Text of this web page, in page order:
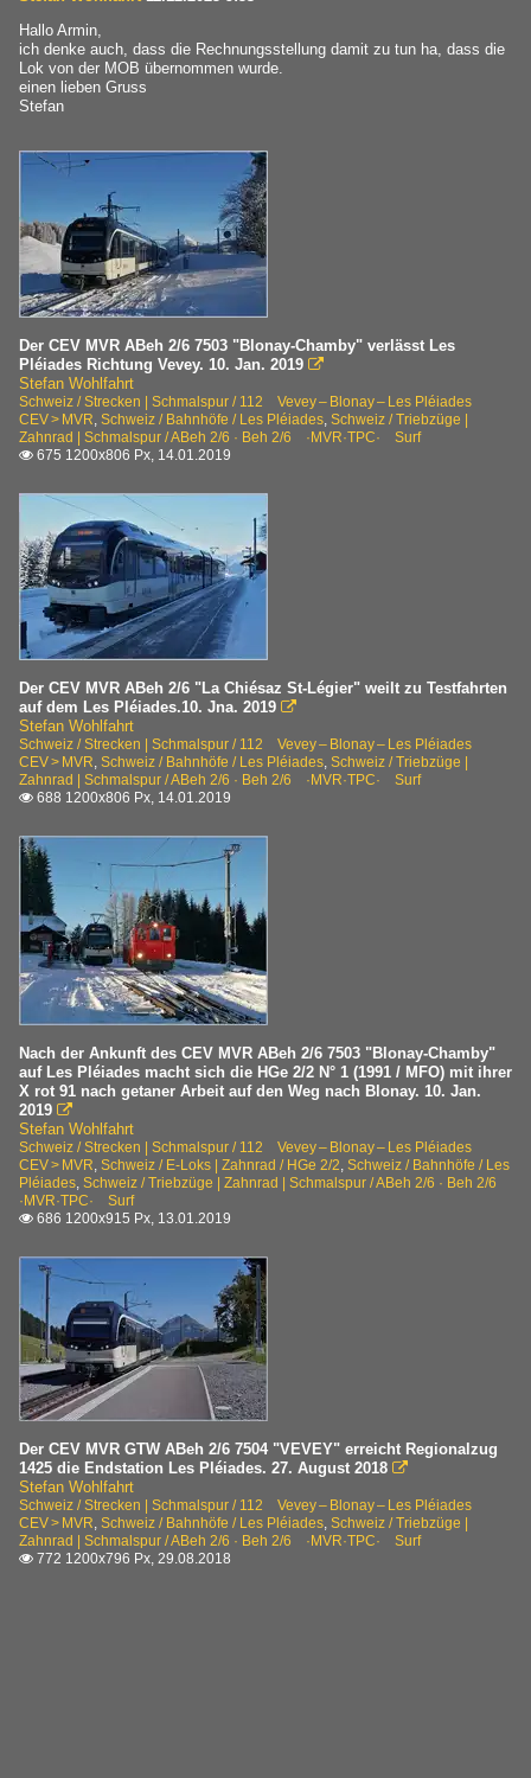
Hallo Armin,
ich denke auch, dass die Rechnungsstellung damit zu tun ha, dass die
Lok von der MOB übernommen wurde.
einen lieben Gruss
Stefan
Der CEV MVR ABeh 2/6 7503 "Blonay-Chamby" verlässt Les
Pléiades Richtung Vevey. 10. Jan. 2019 
Stefan Wohlfahrt
Schweiz / Strecken | Schmalspur / 112 Vevey – Blonay – Les Pléiades
CEV > MVR, Schweiz / Bahnhöfe / Les Pléiades, Schweiz / Triebzüge |
Zahnrad | Schmalspur / ABeh 2/6 · Beh 2/6 ·MVR·TPC· Surf
 675 1200x806 Px, 14.01.2019
Der CEV MVR ABeh 2/6 "La Chiésaz St-Légier" weilt zu Testfahrten
auf dem Les Pléiades.10. Jna. 2019 
Stefan Wohlfahrt
Schweiz / Strecken | Schmalspur / 112 Vevey – Blonay – Les Pléiades
CEV > MVR, Schweiz / Bahnhöfe / Les Pléiades, Schweiz / Triebzüge |
Zahnrad | Schmalspur / ABeh 2/6 · Beh 2/6 ·MVR·TPC· Surf
 688 1200x806 Px, 14.01.2019
Nach der Ankunft des CEV MVR ABeh 2/6 7503 "Blonay-Chamby"
auf Les Pléiades macht sich die HGe 2/2 N° 1 (1991 / MFO) mit ihrer
X rot 91 nach getaner Arbeit auf den Weg nach Blonay. 10. Jan.
2019 
Stefan Wohlfahrt
Schweiz / Strecken | Schmalspur / 112 Vevey – Blonay – Les Pléiades
CEV > MVR, Schweiz / E-Loks | Zahnrad / HGe 2/2, Schweiz / Bahnhöfe / Les
Pléiades, Schweiz / Triebzüge | Zahnrad | Schmalspur / ABeh 2/6 · Beh 2/6
·MVR·TPC· Surf
 686 1200x915 Px, 13.01.2019
Der CEV MVR GTW ABeh 2/6 7504 "VEVEY" erreicht Regionalzug
1425 die Endstation Les Pléiades. 27. August 2018 
Stefan Wohlfahrt
Schweiz / Strecken | Schmalspur / 112 Vevey – Blonay – Les Pléiades
CEV > MVR, Schweiz / Bahnhöfe / Les Pléiades, Schweiz / Triebzüge |
Zahnrad | Schmalspur / ABeh 2/6 · Beh 2/6 ·MVR·TPC· Surf
 772 1200x796 Px, 29.08.2018